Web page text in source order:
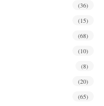
(36)
(15)
(68)
(10)
(8)
(20)
(65)